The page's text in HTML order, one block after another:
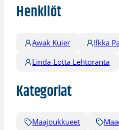
Henkilöt
Awak Kuier
Ilkka
Linda-Lotta Lehtoranta
Kategoriat
Maajoukkueet